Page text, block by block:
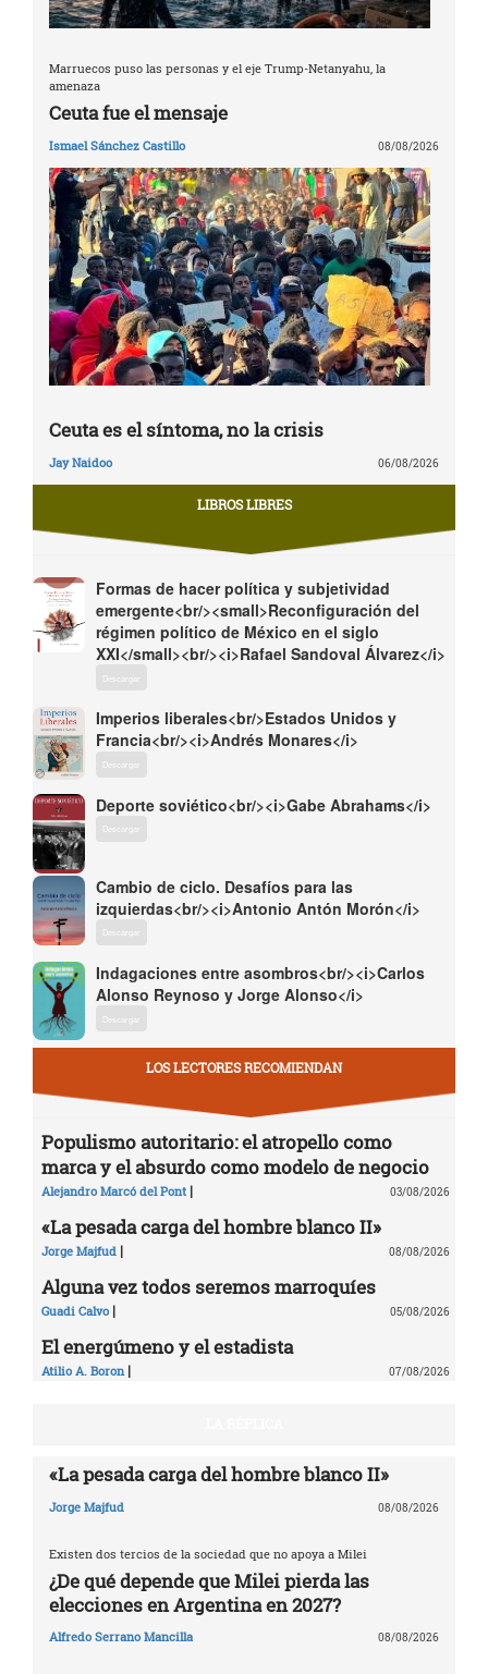
Marruecos puso las personas y el eje Trump-Netanyahu, la
amenaza
Ceuta fue el mensaje
Ismael Sánchez Castillo 08/08/2026
Ceuta es el síntoma, no la crisis
Jay Naidoo 06/08/2026
LIBROS LIBRES
Formas de hacer política y subjetividad
emergente<br/><small>Reconfiguración del
régimen político de México en el siglo
XXI</small><br/><i>Rafael Sandoval Álvarez</i>
Descargar
Imperios liberales<br/>Estados Unidos y
Francia<br/><i>Andrés Monares</i>
Descargar
Deporte soviético<br/><i>Gabe Abrahams</i>
Descargar
Cambio de ciclo. Desafíos para las
izquierdas<br/><i>Antonio Antón Morón</i>
Descargar
Indagaciones entre asombros<br/><i>Carlos
Alonso Reynoso y Jorge Alonso</i>
Descargar
LOS LECTORES RECOMIENDAN
Populismo autoritario: el atropello como
marca y el absurdo como modelo de negocio
Alejandro Marcó del Pont | 03/08/2026
«La pesada carga del hombre blanco II»
Jorge Majfud | 08/08/2026
Alguna vez todos seremos marroquíes
Guadi Calvo | 05/08/2026
El energúmeno y el estadista
Atilio A. Boron | 07/08/2026
«La pesada carga del hombre blanco II»
Jorge Majfud 08/08/2026
Existen dos tercios de la sociedad que no apoya a Milei
¿De qué depende que Milei pierda las
elecciones en Argentina en 2027?
Alfredo Serrano Mancilla 08/08/2026